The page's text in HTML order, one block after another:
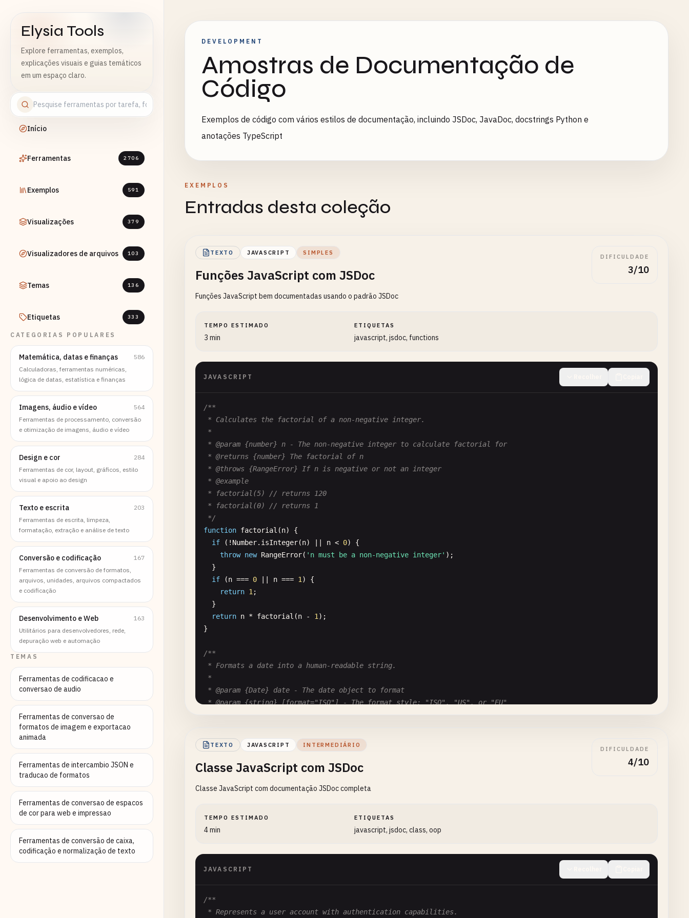
Elysia Tools
Explore ferramentas, exemplos,
explicações visuais e guias temáticos
em um espaço claro.
Início
Ferramentas 2706
Exemplos 591
Visualizações 379
Visualizadores de arquivos 103
Temas 136
Etiquetas 333
CATEGORIAS POPULARES
Matemática, datas e finanças
586
Calculadoras, ferramentas numéricas,
lógica de datas, estatística e finanças
Imagens, áudio e vídeo
564
Ferramentas de processamento, conversão
e otimização de imagens, áudio e vídeo
Design e cor
284
Ferramentas de cor, layout, gráficos, estilo
visual e apoio ao design
Texto e escrita
203
Ferramentas de escrita, limpeza,
formatação, extração e análise de texto
Conversão e codificação
167
Ferramentas de conversão de formatos,
arquivos, unidades, arquivos compactados
e codificação
Desenvolvimento e Web
163
Utilitários para desenvolvedores, rede,
depuração web e automação
TEMAS
Ferramentas de codificacao e
conversao de audio
Ferramentas de conversao de
formatos de imagem e exportacao
animada
Ferramentas de intercambio JSON e
traducao de formatos
Ferramentas de conversao de espacos
de cor para web e impressao
Ferramentas de conversão de caixa,
codificação e normalização de texto
DEVELOPMENT
Amostras de Documentação de
Código
Exemplos de código com vários estilos de documentação, incluindo JSDoc, JavaDoc, docstrings Python e
anotações TypeScript
EXEMPLOS
Entradas desta coleção
TEXTO JAVASCRIPT SIMPLES
Funções JavaScript com JSDoc
Funções JavaScript bem documentadas usando o padrão JSDoc
DIFICULDADE
3/10
TEMPO ESTIMADO
3 min
ETIQUETAS
javascript, jsdoc, functions
JAVASCRIPT
/**
* Calculates the factorial of a non-negative integer.
*
* @param {number} n - The non-negative integer to calculate factorial for
* @returns {number} The factorial of n
* @throws {RangeError} If n is negative or not an integer
* @example
* factorial(5) // returns 120
* factorial(0) // returns 1
*/
function factorial (n) {
if
(! Number. isInteger(n) || n < 0) {
throw new RangeError( 'n must be a non-negative integer' );
  }
if
(n === 0 n === 1 ) {
return 1 ;
  }
return n * factorial (n - 1 );
}
/**
* Formats a date into a human-readable string.
*
* @param {Date} date - The date object to format
* @param {string} [format="ISO"] - The format style: "ISO", "US", or "EU"
* @example
* formatDate(new Date(), "US", false) // returns "12/25/2024"
*/
date
const options = {
}
TEXTO JAVASCRIPT INTERMEDIÁRIO
Classe JavaScript com JSDoc
Classe JavaScript com documentação JSDoc completa
DIFICULDADE
4/10
TEMPO ESTIMADO
4 min
ETIQUETAS
javascript, jsdoc, class, oop
JAVASCRIPT
/**
* Represents a user account with authentication capabilities.